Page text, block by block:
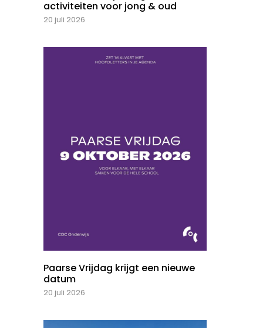
activiteiten voor jong & oud
20 juli 2026
Paarse Vrijdag krijgt een nieuwe
datum
20 juli 2026